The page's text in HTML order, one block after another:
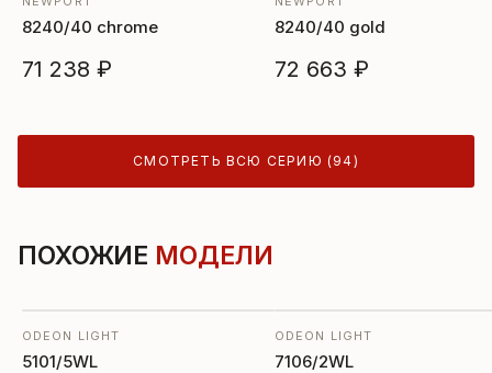
8240/40 chrome
71 238 ₽
8240/40 gold
72 663 ₽
СМОТРЕТЬ ВСЮ СЕРИЮ (94)
ПОХОЖИЕ МОДЕЛИ
ODEON LIGHT
5101/5WL
ODEON LIGHT
7106/2WL